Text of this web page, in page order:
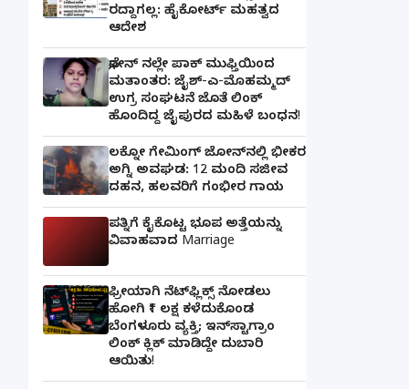
ರದ್ದಾಗಲ್ಲ: ಹೈಕೋರ್ಟ್ ಮಹತ್ವದ
ಆದೇಶ
ಫೋನ್ ನಲ್ಲೇ ಪಾಕ್ ಮುಫ್ತಿಯಿಂದ
ಮತಾಂತರ: ಜೈಶ್-ಎ-ಮೊಹಮ್ಮದ್
ಉಗ್ರ ಸಂಘಟನೆ ಜೊತೆ ಲಿಂಕ್
ಹೊಂದಿದ್ದ ಜೈಪುರದ ಮಹಿಳೆ ಬಂಧನ!
ಲಕ್ನೋ ಗೇಮಿಂಗ್ ಜೋನ್‌ನಲ್ಲಿ ಭೀಕರ
ಅಗ್ನಿ ಅವಘಡ: 12 ಮಂದಿ ಸಜೀವ
ದಹನ, ಹಲವರಿಗೆ ಗಂಭೀರ ಗಾಯ
ಪತ್ನಿಗೆ ಕೈಕೊಟ್ಟ ಭೂಪ ಅತ್ತೆಯನ್ನು
ವಿವಾಹವಾದ Marriage
ಫ್ರೀಯಾಗಿ ನೆಟ್‌ಫ್ಲಿಕ್ಸ್ ನೋಡಲು
ಹೋಗಿ ₹1 ಲಕ್ಷ ಕಳೆದುಕೊಂಡ
ಬೆಂಗಳೂರು ವ್ಯಕ್ತಿ; ಇನ್‌ಸ್ಟಾಗ್ರಾಂ
ಲಿಂಕ್ ಕ್ಲಿಕ್ ಮಾಡಿದ್ದೇ ದುಬಾರಿ
ಆಯಿತು!